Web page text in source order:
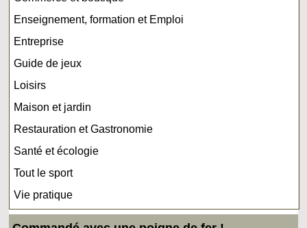
Enseignement, formation et Emploi
Entreprise
Guide de jeux
Loisirs
Maison et jardin
Restauration et Gastronomie
Santé et écologie
Tout le sport
Vie pratique